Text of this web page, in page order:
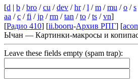
[d | b /bro /cu /dev /hr/l /m /mu /o /s
aa /c /fi /jp /rm /tan /to /ts /vn]
[Радио 410] [ii.booru-Архив РПГ] [
Ычан — Картинки-макросы и
Leave these fields empty (spam trap):